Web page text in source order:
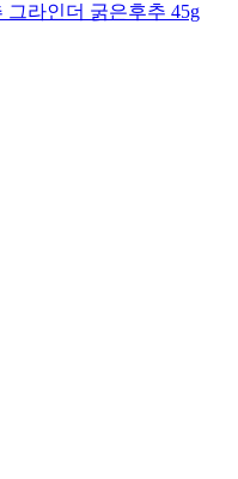
라인더 굵은후추 45g